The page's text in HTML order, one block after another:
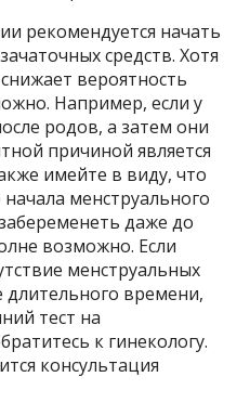
рекомендуется начать
средств. Хотя
вероятность
Например, если у
родов, а затем они
причиной является
имейте в виду, что
менструального
даже до
возможно. Если
менструальных
длительного времени,
тест на
к гинекологу.
консультация